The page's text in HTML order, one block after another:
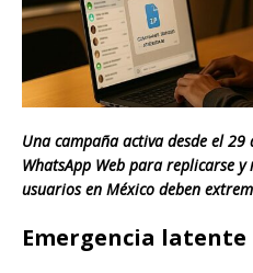
Una campaña activa desde el
WhatsApp Web para replicarse
usuarios en México deben
Emergencia latente